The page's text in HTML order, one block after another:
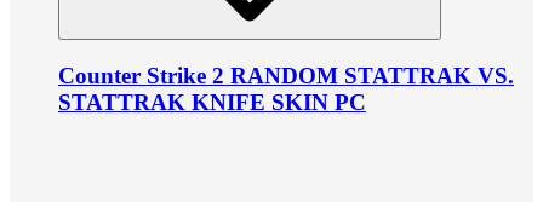
Counter Strike 2 RANDOM STATTRAK VS.
STATTRAK KNIFE SKIN PC